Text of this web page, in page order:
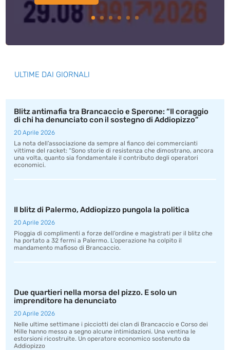
ULTIME DAI GIORNALI
Blitz antimafia tra Brancaccio e Sperone: “Il coraggio
di chi ha denunciato con il sostegno di Addiopizzo”
20 Aprile 2026
La nota dell’associazione da sempre al fianco dei commercianti
vittime del racket: “Sono storie di resistenza che dimostrano, ancora
una volta, quanto sia fondamentale il contributo degli operatori
economici.
Il blitz di Palermo, Addiopizzo pungola la politica
20 Aprile 2026
Pioggia di complimenti a forze dell’ordine e magistrati per il blitz che
ha portato a 32 fermi a Palermo. L’operazione ha colpito il
mandamento mafioso di Brancaccio.
Due quartieri nella morsa del pizzo. E solo un
imprenditore ha denunciato
20 Aprile 2026
Nelle ultime settimane i picciotti dei clan di Brancaccio e Corso dei
Mille hanno messo a segno alcune intimidazioni. Una ventina le
estorsioni ricostruite. Un operatore economico sostenuto da
Addiopizzo